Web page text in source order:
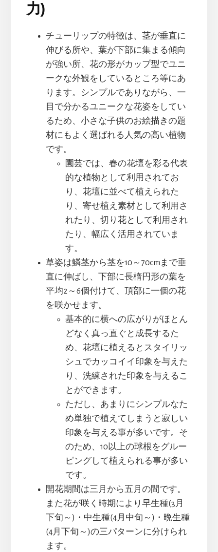
力)
チューリップの特徴は、茎が垂直に
伸びる所や、葉が下部に集まる傾向
が強い所、花の形がカップ型でユニ
ークな外観をしているところ等にあ
ります。シンプルでありながら、一
目で分かるユニークな花姿をしてい
るため、小さな子供のお絵描きの題
材にもよく選ばれる人気の高い植物
です。
園芸では、春の花壇を彩る代表
的な植物として利用されてお
り、花壇に並べて植えられた
り、寄せ植え素材として利用さ
れたり、切り花として利用され
たり、幅広く活用されていま
す。
草姿は鱗茎から茎を10～70cmまで垂
直に伸ばし、下部に長楕円形の葉を
平均2～6個付けて、頂部に一個の花
を咲かせます。
基本的に横への広がりがほとん
どなく真っ直ぐと成長するた
め、花壇に植えるとスタイリッ
シュでカッコイイ印象を与えた
り、洗練された印象を与えるこ
とができます。
ただし、あまりにシンプルなた
め単独で植えてしまうと寂しい
印象を与える事が多いです。そ
のため、10以上の球根をグルー
ピングして植えられる事が多い
です。
開花期間は三月から五月の間です。
また花が咲く時期により早生種(3月
下旬～)・中生種(4月中旬～)・晩生種
(4月下旬～)の三パターンに分けられ
ます。